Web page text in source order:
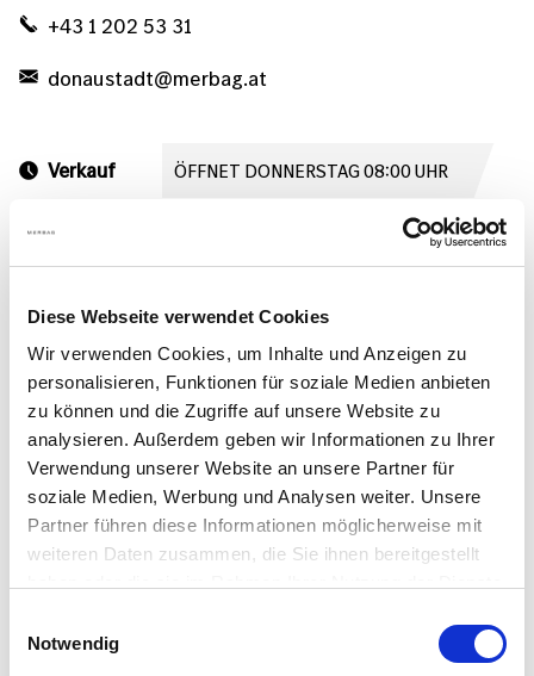
Diese Webseite verwendet Cookies
Wir verwenden Cookies, um Inhalte und Anzeigen zu
personalisieren, Funktionen für soziale Medien anbieten
zu können und die Zugriffe auf unsere Website zu
analysieren. Außerdem geben wir Informationen zu Ihrer
Verwendung unserer Website an unsere Partner für
soziale Medien, Werbung und Analysen weiter. Unsere
Partner führen diese Informationen möglicherweise mit
weiteren Daten zusammen, die Sie ihnen bereitgestellt
Notwendig
+43 1 202 53 31
donaustadt@merbag.at
Verkauf ÖFFNET DONNERSTAG 08:00 UHR
Inzahlungnahme-Rechner
Noch günstiger zum neuen Gebrauchtwagen!
Geben Sie Ihr aktuelles Fahrzeug in Zahlung.
Jetzt Marktwert berechnen
Bitte aktivieren Sie Cookies aus der Kategorie 'Statistik'